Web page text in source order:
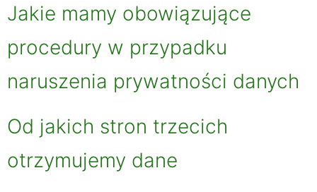
Jakie mamy obowiązujące
procedury w przypadku
naruszenia prywatności danych
Od jakich stron trzecich
otrzymujemy dane